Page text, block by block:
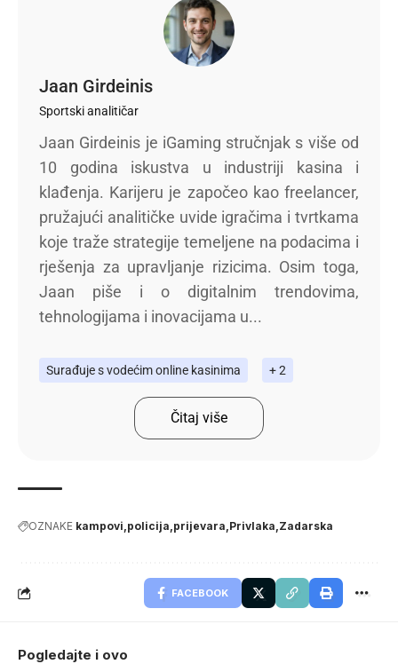
Jaan Girdeinis
Sportski analitičar
Jaan Girdeinis je iGaming stručnjak s više od
10 godina iskustva u industriji kasina i
klađenja. Karijeru je započeo kao freelancer,
pružajući analitičke uvide igračima i tvrtkama
koje traže strategije temeljene na podacima i
rješenja za upravljanje rizicima. Osim toga,
Jaan piše i o digitalnim trendovima,
tehnologijama i inovacijama u...
Surađuje s vodećim online kasinima + 2
Čitaj više
OZNAKE kampovi policija prijevara Privlaka Zadarska
FACEBOOK
Pogledajte i ovo